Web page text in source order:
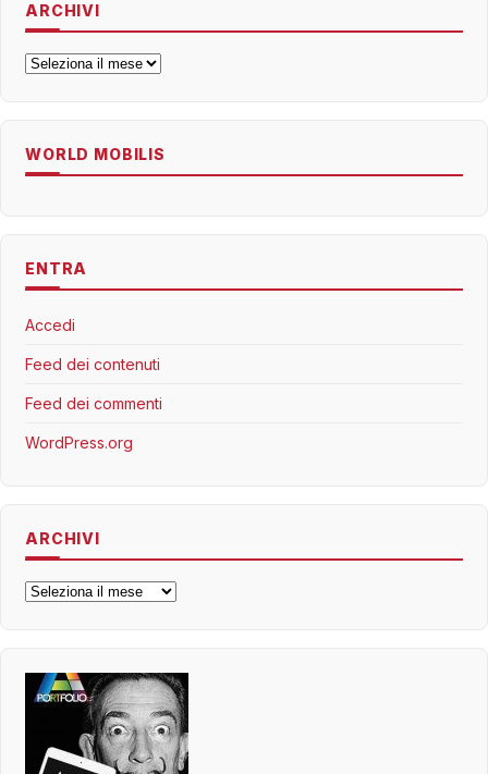
ARCHIVI
Archivi
WORLD MOBILIS
ENTRA
Accedi
Feed dei contenuti
Feed dei commenti
WordPress.org
ARCHIVI
Archivi